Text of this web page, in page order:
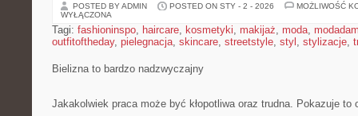
POSTED BY ADMIN POSTED ON STY - 2 - 2026
MOŻLIWOŚĆ
WYŁĄCZONA
Tagi: fashioninspo, haircare, kosmetyki, makijaż, moda,
outfitoftheday, pielegnacja, skincare, streetstyle, styl , stylizacje,
Bielizna to bardzo nadzwyczajny
Jakakolwiek praca może być kłopotliwa oraz trudna. Pokazuje to